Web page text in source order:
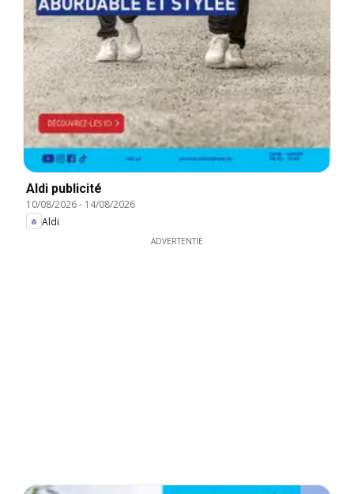
Aldi publicité
10/08/2026- 14/08/2026
Aldi
ADVERTENTIE